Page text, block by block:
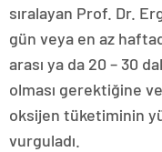
sıralayan Prof. Dr.
gün veya en az
arası ya da 20 – 30
olması gerektiğine
oksijen tüketiminin
vurguladı.